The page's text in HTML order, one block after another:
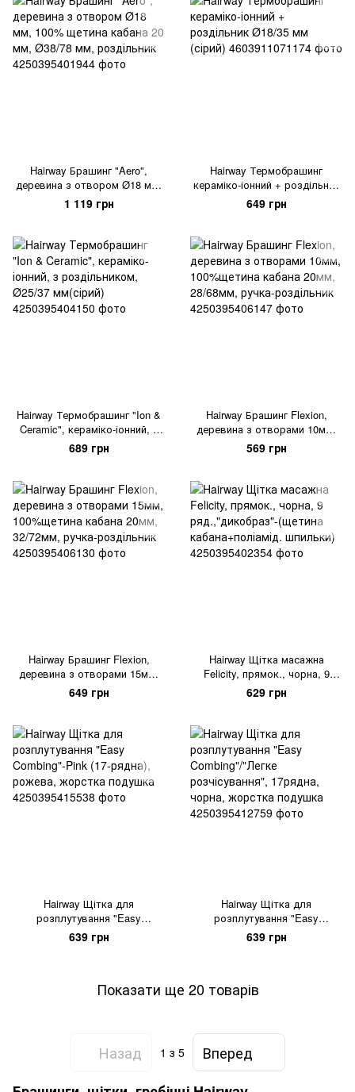
Hairway Брашинг "Aero",
деревина з отвором Ø18 мм,
100% щетина кабана 20 мм,
Ø38/78 мм, роздільник
1 119 грн
Hairway Термобрашинг
кераміко-іонний + роздільник
Ø18/35 мм (сірий)
649 грн
Hairway Термобрашинг "Ion &
Ceramic", кераміко-іонний, з
роздільником, Ø25/37
мм(сірий)
689 грн
Hairway Брашинг Flexion,
деревина з отворами 10мм,
100%щетина кабана 20мм,
28/68мм, ручка-роздільник
569 грн
Hairway Брашинг Flexion,
деревина з отворами 15мм,
100%щетина кабана 20мм,
32/72мм, ручка-роздільник
649 грн
Hairway Щітка масажна
Felicity, прямок., чорна, 9
ряд.,"дикобраз"-(щетина
кабана+поліамід. шпильки)
629 грн
Hairway Щітка для
розплутування "Easy
Combing"-Pink (17-рядна),
рожева, жорстка подушка
639 грн
Hairway Щітка для
розплутування "Easy
Combing"/"Легке
розчісування", 17рядна,
639 грн
Показати ще 20 товарів
Назад 1 з 5
Вперед